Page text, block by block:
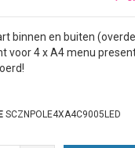
binnen en buiten
voor 4 x A4 menu
SCZNPOLE4XA4C9005LED